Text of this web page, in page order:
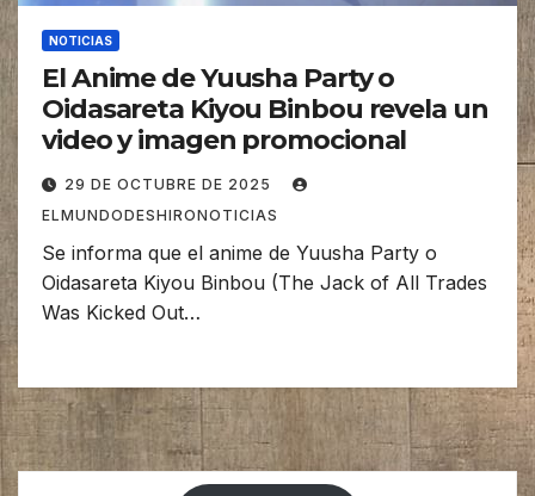
NOTICIAS
El Anime de Yuusha Party o
Oidasareta Kiyou Binbou revela un
video y imagen promocional
29 DE OCTUBRE DE 2025
ELMUNDODESHIRONOTICIAS
Se informa que el anime de Yuusha Party o
Oidasareta Kiyou Binbou (The Jack of All Trades
Was Kicked Out…